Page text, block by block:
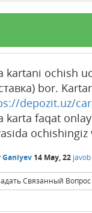
kartani ochish
bor.
depozit.uz/
karta faqat
Ganiyev 14 May, 22
Связанный Вопрос